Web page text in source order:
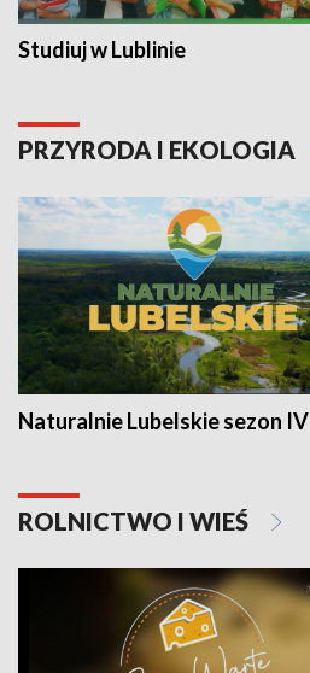
Studiuj w Lublinie
PRZYRODA I EKOLOGIA
Naturalnie Lubelskie sezon IV
ROLNICTWO I WIEŚ